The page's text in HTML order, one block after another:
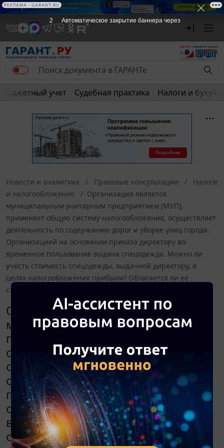
Бюджетный учет Судебная практика Налоги и
Новости и аналитика Правовые консультации
Налоги
и налогообложение
Организация является
муниципальным унитарным предприятием (МУП),
применяет общую систему налогообложения, осуществляет
деятельность по содержанию дорог и уборке улиц города.
Организацией на основании приказа директору во
временное пользование выдана спецодежда. Можно ли
учесть стоимость спецодежды, выданной директору, в
целях налогообложения прибыли? Облагается ли её
стоимость страховыми взносами?
Организация является
муниципальным унитарным
предприятием (МУП), применяет
общую систему налогообложения,
осуществляет деятельность по
содержанию дорог и уборке улиц
города. Организацией на
основании приказа директору во
временное пользование выдана
спецодежда. Можно ли учесть
2 Автоматическое закрытие баннера через
РЕКЛАМА • GARANT.RU